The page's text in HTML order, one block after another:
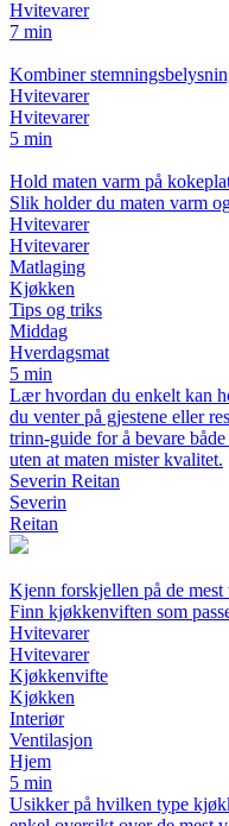
Hvitevarer
7 min
Kombiner
Hvitevarer
Hvitevarer
5 min
Hold maten varm på
Slik holder du maten varm
Hvitevarer
Hvitevarer
Matlaging
Kjøkken
Tips og triks
Middag
Hverdagsmat
5 min
Lær hvordan du enkelt kan
du venter på gjestene eller
trinn-guide for å bevare
uten at maten mister kvalitet.
Severin Reitan
Severin
Reitan
Kjenn forskjellen på de
Finn kjøkkenviften som
Hvitevarer
Hvitevarer
Kjøkkenvifte
Kjøkken
Interiør
Ventilasjon
Hjem
5 min
Usikker på hvilken type